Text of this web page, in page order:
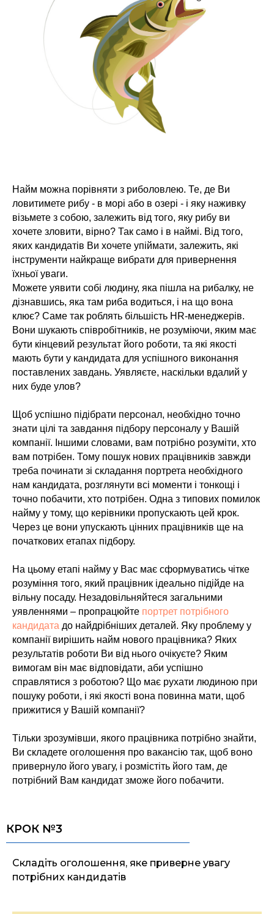
Найм можна порівняти з риболовлею. Те, де Ви
ловитимете рибу - в морі або в озері - і яку наживку
візьмете з собою, залежить від того, яку рибу ви
хочете зловити, вірно? Так само і в наймі. Від того,
яких кандидатів Ви хочете упіймати, залежить, які
інструменти найкраще вибрати для привернення
їхньої уваги.
Можете уявити собі людину, яка пішла на рибалку, не
дізнавшись, яка там риба водиться, і на що вона
клює? Саме так роблять більшість HR-менеджерів.
Вони шукають співробітників, не розуміючи, яким має
бути кінцевий результат його роботи, та які якості
мають бути у кандидата для успішного виконання
поставлених завдань. Уявляєте, наскільки вдалий у
них буде улов?
Щоб успішно підібрати персонал, необхідно точно
знати цілі та завдання підбору персоналу у Вашій
компанії. Іншими словами, вам потрібно розуміти, хто
вам потрібен. Тому пошук нових працівників завжди
треба починати зі складання портрета необхідного
нам кандидата, розглянути всі моменти і тонкощі і
точно побачити, хто потрібен. Одна з типових помилок
найму у тому, що керівники пропускають цей крок.
Через це вони упускають цінних працівників ще на
початкових етапах підбору.
На цьому етапі найму у Вас має сформуватись чітке
розуміння того, який працівник ідеально підійде на
вільну посаду. Незадовільняйтеся загальними
уявленнями – пропрацюйте портрет потрібного
кандидата до найдрібніших деталей. Яку проблему у
компанії вирішить найм нового працівника? Яких
результатів роботи Ви від нього очікуєте? Яким
вимогам він має відповідати, аби успішно
справлятися з роботою? Що має рухати людиною при
пошуку роботи, і які якості вона повинна мати, щоб
прижитися у Вашій компанії?
Тільки зрозумівши, якого працівника потрібно знайти,
Ви складете оголошення про вакансію так, щоб воно
привернуло його увагу, і розмістіть його там, де
потрібний Вам кандидат зможе його побачити.
КРОК №3
Складіть оголошення, яке приверне увагу
потрібних кандидатів